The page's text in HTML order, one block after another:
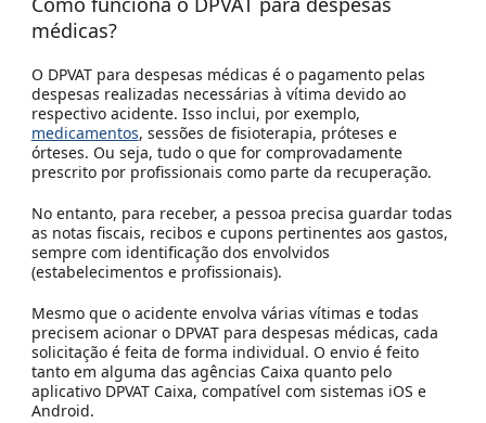
médicas?
O DPVAT para despesas médicas é o pagamento pelas
despesas realizadas necessárias à vítima devido ao
respectivo acidente. Isso inclui, por exemplo,
medicamentos, sessões de fisioterapia, próteses e
órteses. Ou seja, tudo o que for comprovadamente
prescrito por profissionais como parte da recuperação.
No entanto, para receber, a pessoa precisa guardar todas
as notas fiscais, recibos e cupons pertinentes aos gastos,
sempre com identificação dos envolvidos
(estabelecimentos e profissionais).
Mesmo que o acidente envolva várias vítimas e todas
precisem acionar o DPVAT para despesas médicas, cada
solicitação é feita de forma individual. O envio é feito
tanto em alguma das agências Caixa quanto pelo
aplicativo DPVAT Caixa, compatível com sistemas iOS e
Android.